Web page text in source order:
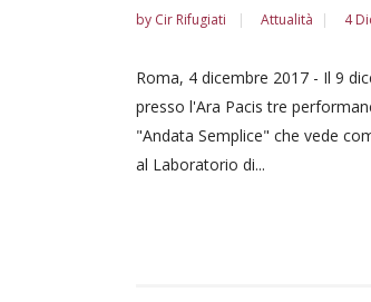
by Cir Rifugiati Attualità 4
Roma, 4 dicembre 2017 - Il 9
presso l'Ara Pacis tre
"Andata Semplice" che vede
al Laboratorio di...